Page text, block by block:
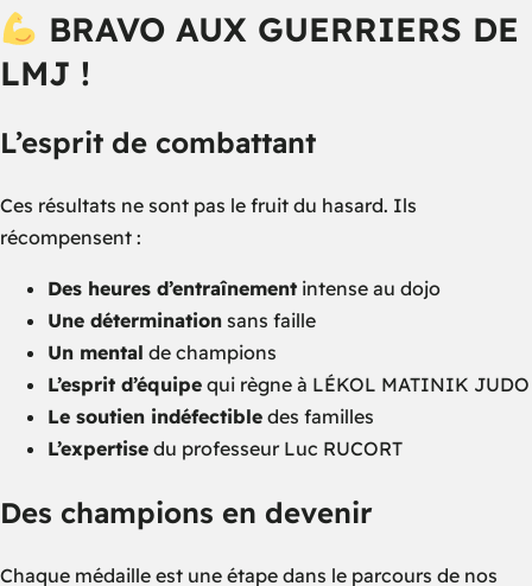
BRAVO AUX GUERRIERS DE
LMJ !
L’esprit de combattant
Ces résultats ne sont pas le fruit du hasard. Ils
récompensent :
Des heures d’entraînement intense au dojo
Une détermination sans faille
Un mental de champions
L’esprit d’équipe qui règne à LÉKOL MATINIK JUDO
Le soutien indéfectible des familles
L’expertise du professeur Luc RUCORT
Des champions en devenir
Chaque médaille est une étape dans le parcours de nos